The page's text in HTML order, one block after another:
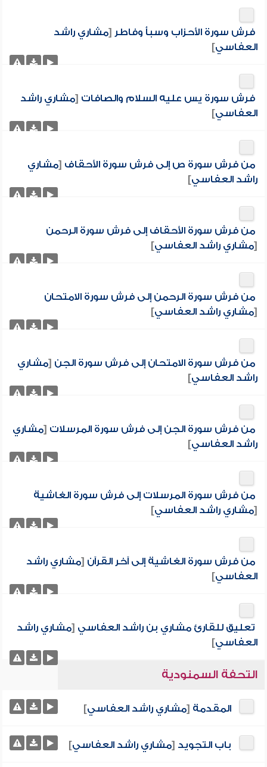
فرش سورة الأحزاب وسبأ وفاطر [مشاري راشد
العفاسي]
فرش سورة يس عليه السلام والصافات [مشاري راشد
العفاسي]
من فرش سورة ص إلى فرش سورة الأحقاف [مشاري
راشد العفاسي]
من فرش سورة الأحقاف إلى فرش سورة الرحمن
[مشاري راشد العفاسي]
من فرش سورة الرحمن إلى فرش سورة الامتحان
[مشاري راشد العفاسي]
من فرش سورة الامتحان إلى فرش سورة الجن [مشاري
راشد العفاسي]
من فرش سورة الجن إلى فرش سورة المرسلات [مشاري
راشد العفاسي]
من فرش سورة المرسلات إلى فرش سورة الغاشية
[مشاري راشد العفاسي]
من فرش سورة الغاشية إلى آخر القرآن [مشاري راشد
العفاسي]
تعليق للقارئ مشاري بن راشد العفاسي [مشاري راشد
العفاسي]
التحفة السمنودية
المقدمة [مشاري راشد العفاسي]
باب التجويد [مشاري راشد العفاسي]